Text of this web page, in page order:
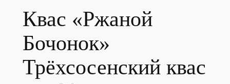
Квас «Ржаной
Бочонок»
Трёхсосенский квас